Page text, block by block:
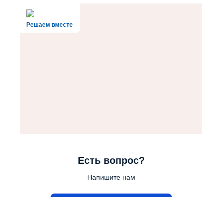
Решаем вместе
Есть вопрос?
Напишите нам